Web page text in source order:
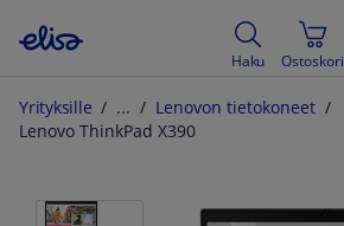
Haku Ostoskori
Yrityksille
Lenovon tietokoneet
Lenovo ThinkPad X390